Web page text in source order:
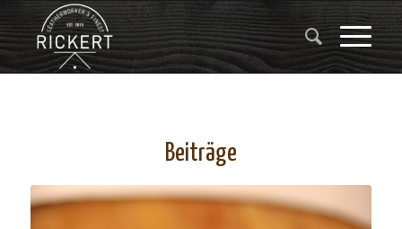
Beiträge